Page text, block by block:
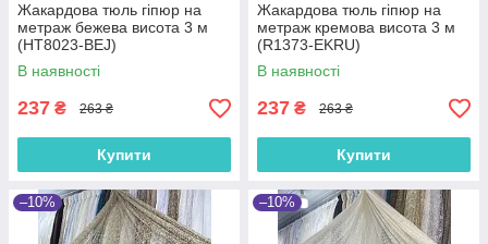
Жакардова тюль гіпюр на
метраж бежева висота 3 м
(HT8023-BEJ)
В наявності
237 ₴ 263 ₴
Купити
Жакардова тюль гіпюр на
метраж кремова висота 3 м
(R1373-EKRU)
В наявності
237 ₴ 263 ₴
Купити
–10% –10%